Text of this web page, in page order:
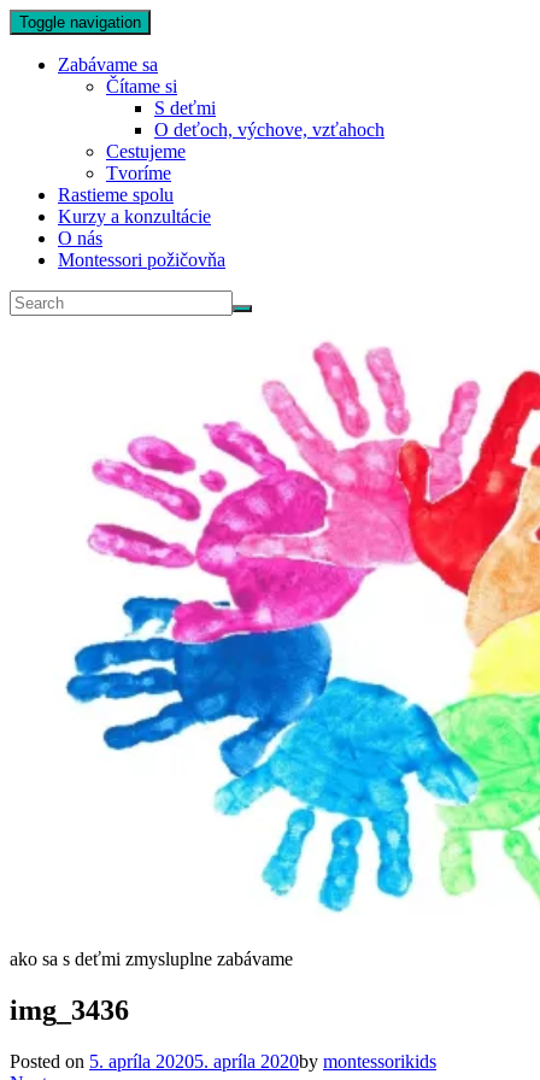
Toggle navigation
Zabávame sa
Čítame si
S deťmi
O deťoch, výchove, vzťahoch
Cestujeme
Tvoríme
Rastieme spolu
Kurzy a konzultácie
O nás
Montessori požičovňa
ako sa s deťmi zmysluplne zabávame
img_3436
Posted on 5. apríla 20205. apríla 2020by montessorikids